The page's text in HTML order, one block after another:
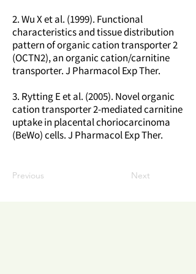
2. Wu X et al. (1999). Functional
characteristics and tissue distribution
pattern of organic cation transporter 2
(OCTN2), an organic cation/carnitine
transporter. J Pharmacol Exp Ther.
3. Rytting E et al. (2005). Novel organic
cation transporter 2-mediated carnitine
uptake in placental choriocarcinoma
(BeWo) cells. J Pharmacol Exp Ther.
Previous Next